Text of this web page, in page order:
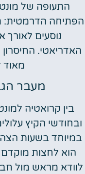
התעופה של
הפתיחה הדרמטית:
נוסעים לאורך
האדריאטי.
מאוד
מעבר
בין קרואטיה
ובחודשי הקיץ
במיוחד בשעות
הוא לחצות
לוודא מראש מול